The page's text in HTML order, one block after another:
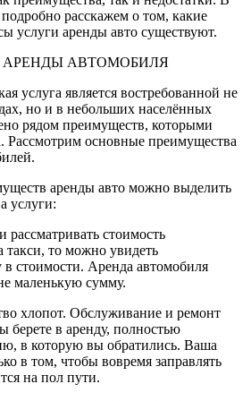
расскажем о том, какие
услуги аренды авто существуют.
АВТОМОБИЛЯ
услуга является востребованной не
но и в небольших населённых
рядом преимуществ, которыми
Рассмотрим основные преимущества
аренды авто можно выделить
услуги:
рассматривать стоимость
такси, то можно увидеть
стоимости. Аренда автомобиля
маленькую сумму.
хлопот. Обслуживание и ремонт
берете в аренду, полностью
в которую вы обратились. Ваша
в том, чтобы вовремя заправлять
на пол пути.